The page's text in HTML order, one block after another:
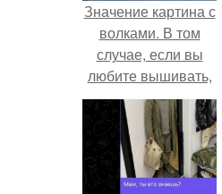
Значение картина с
волками. В том
случае, если вы
любите вышивать,
то наверняка
задумывались о
том, что означает та
или иная вышитая
вами картина.